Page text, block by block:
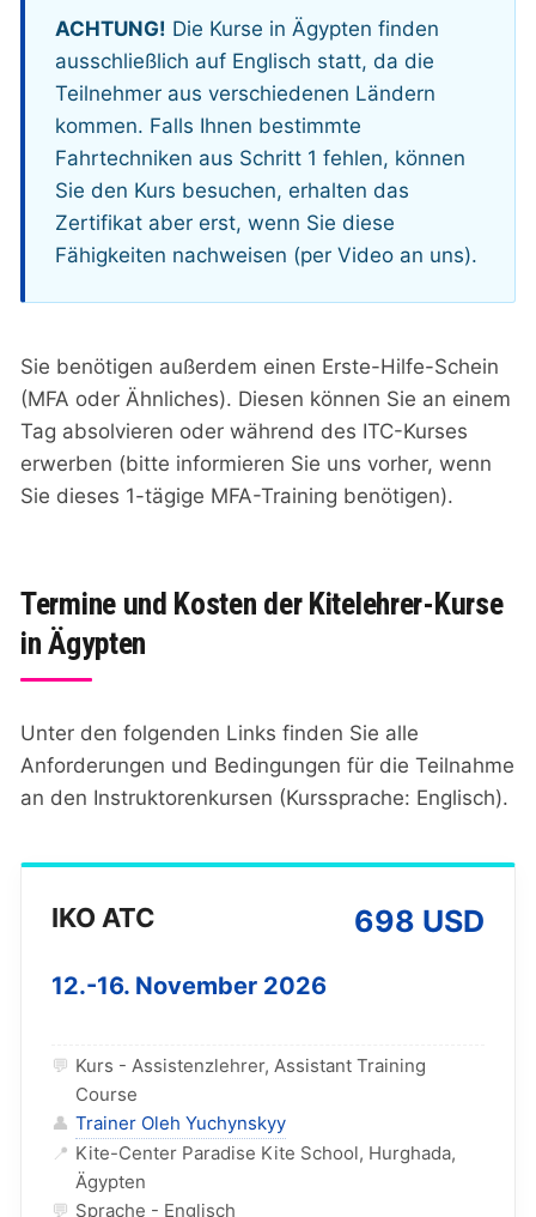
ACHTUNG! Die Kurse in Ägypten finden
ausschließlich auf Englisch statt, da die
Teilnehmer aus verschiedenen Ländern
kommen. Falls Ihnen bestimmte
Fahrtechniken aus Schritt 1 fehlen, können
Sie den Kurs besuchen, erhalten das
Zertifikat aber erst, wenn Sie diese
Fähigkeiten nachweisen (per Video an uns).
Sie benötigen außerdem einen Erste-Hilfe-Schein
(MFA oder Ähnliches). Diesen können Sie an einem
Tag absolvieren oder während des ITC-Kurses
erwerben (bitte informieren Sie uns vorher, wenn
Sie dieses 1-tägige MFA-Training benötigen).
Termine und Kosten der Kitelehrer-Kurse
in Ägypten
Unter den folgenden Links finden Sie alle
Anforderungen und Bedingungen für die Teilnahme
an den Instruktorenkursen (Kurssprache: Englisch).
698 USD
IKO ATC
12.-16. November 2026
💬 Kurs - Assistenzlehrer, Assistant Training
Course
👤 Trainer Oleh Yuchynskyy
📍 Kite-Center Paradise Kite School, Hurghada,
Ägypten
💬 Sprache - Englisch